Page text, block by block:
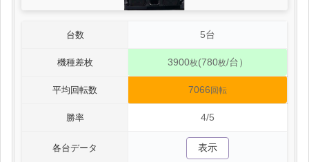
台数 5台
機種差枚 3900枚(780枚/台）
平均回転数 7066回転
勝率 4/5
各台データ 表示